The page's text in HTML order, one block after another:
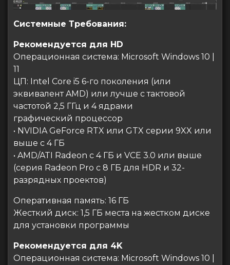
Системные Требования:
Рекомендуется для HD
Операционная система: Microsoft Windows 10 |
11
ЦП: Intel Core i5 6-го поколения (или
эквивалент AMD) или лучше с тактовой
частотой 2,5 ГГц и 4 ядрами
графический процессор
• NVIDIA GeForce RTX или GTX серии 9XX или
выше с 4 ГБ
• AMD/ATI Radeon с 4 ГБ и VCE 3.0 или выше
(серия Radeon Pro с 8 ГБ для HDR и 32-
разрядных проектов)
Оперативная память: 16 ГБ
Жесткий диск: 1,5 ГБ места на жестком диске
для установки программы
Рекомендуется для 4K
Операционная система: Microsoft Windows 10 |